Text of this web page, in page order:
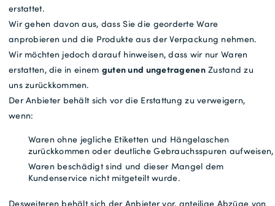
erstattet.
Wir gehen davon aus, dass Sie die georderte Ware
anprobieren und die Produkte aus der Verpackung nehmen.
Wir möchten jedoch darauf hinweisen, dass wir nur Waren
erstatten, die in einem guten und ungetragenenZustand zu
uns zurückkommen.
Der Anbieter behält sich vor die Erstattung zu verweigern,
wenn:
Waren ohne jegliche Etiketten und Hängelaschen
zurückkommen oder deutliche Gebrauchsspuren aufweisen,
Waren beschädigt sind und dieser Mangel dem
Kundenservice nicht mitgeteilt wurde.
Desweiteren behält sich der Anbieter vor, anteilige Abzüge von